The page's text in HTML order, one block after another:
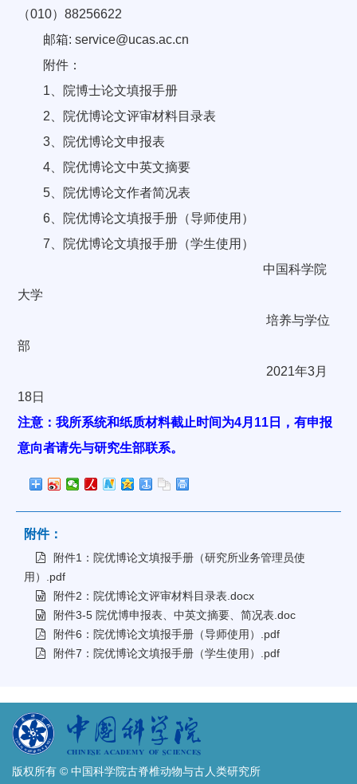
（010）88256622
邮箱: service@ucas.ac.cn
附件：
1、院博士论文填报手册
2、院优博论文评审材料目录表
3、院优博论文申报表
4、院优博论文中英文摘要
5、院优博论文作者简况表
6、院优博论文填报手册（导师使用）
7、院优博论文填报手册（学生使用）
中国科学院
大学
培养与学位
部
2021年3月
18日
注意：我所系统和纸质材料截止时间为4月11日，有申报
意向者请先与研究生部联系。
附件：
附件1：院优博论文填报手册（研究所业务管理员使
用）.pdf
附件2：院优博论文评审材料目录表.docx
附件3-5 院优博申报表、中英文摘要、简况表.doc
附件6：院优博论文填报手册（导师使用）.pdf
附件7：院优博论文填报手册（学生使用）.pdf
版权所有 © 中国科学院古脊椎动物与古人类研究所